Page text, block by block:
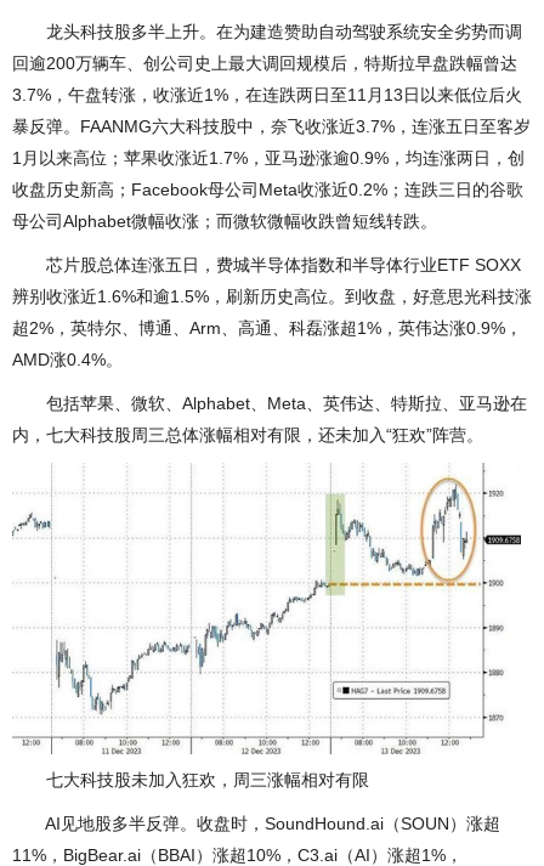
龙头科技股多半上升。在为建造赞助自动驾驶系统安全劣势而调
回逾200万辆车、创公司史上最大调回规模后，特斯拉早盘跌幅曾达
3.7%，午盘转涨，收涨近1%，在连跌两日至11月13日以来低位后火
暴反弹。FAANMG六大科技股中，奈飞收涨近3.7%，连涨五日至客岁
1月以来高位；苹果收涨近1.7%，亚马逊涨逾0.9%，均连涨两日，创
收盘历史新高；Facebook母公司Meta收涨近0.2%；连跌三日的谷歌
母公司Alphabet微幅收涨；而微软微幅收跌曾短线转跌。
芯片股总体连涨五日，费城半导体指数和半导体行业ETF SOXX
辨别收涨近1.6%和逾1.5%，刷新历史高位。到收盘，好意思光科技涨
超2%，英特尔、博通、Arm、高通、科磊涨超1%，英伟达涨0.9%，
AMD涨0.4%。
包括苹果、微软、Alphabet、Meta、英伟达、特斯拉、亚马逊在
内，七大科技股周三总体涨幅相对有限，还未加入“狂欢”阵营。
七大科技股未加入狂欢，周三涨幅相对有限
AI见地股多半反弹。收盘时，SoundHound.ai（SOUN）涨超
11%，BigBear.ai（BBAI）涨超10%，C3.ai（AI）涨超1%，